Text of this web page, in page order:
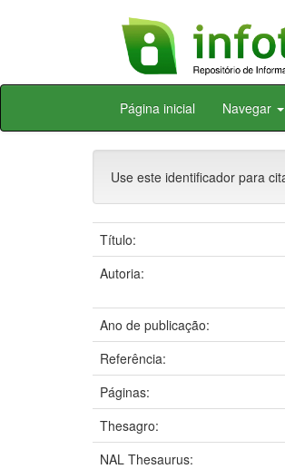
Skip
Página inicial Navegar
Use este identificador para
Título:
Autoria:
Ano de publicação:
Referência:
Páginas:
Thesagro:
NAL Thesaurus: